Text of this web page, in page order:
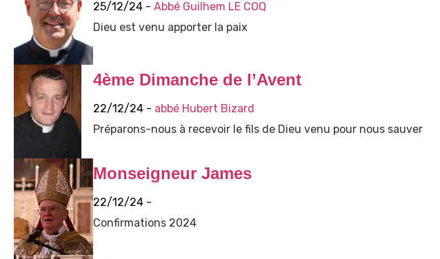
25/12/24 - Abbé Guilhem LE COQ
Dieu est venu apporter la paix
4ème Dimanche de l’Avent
22/12/24 - abbé Hubert Bizard
Préparons-nous à recevoir le fils de Dieu venu pour nous sauver
Monseigneur James
22/12/24 -
Confirmations 2024